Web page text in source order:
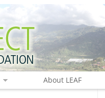
About LEAF